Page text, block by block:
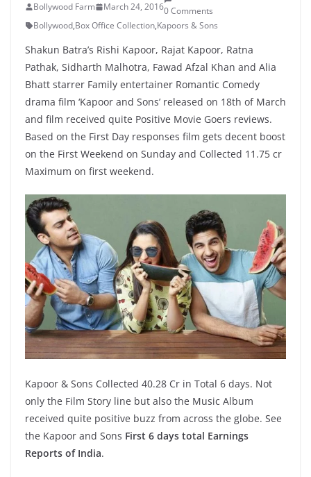
Bollywood Farm March 24, 20160 Comments
Bollywood,Box Office Collection,Kapoors & Sons
Shakun Batra’s Rishi Kapoor, Rajat Kapoor, Ratna
Pathak, Sidharth Malhotra, Fawad Afzal Khan and Alia
Bhatt starrer Family entertainer Romantic Comedy
drama film ‘Kapoor and Sons’ released on 18th of March
and film received quite Positive Movie Goers reviews.
Based on the First Day responses film gets decent boost
on the First Weekend on Sunday and Collected 11.75 cr
Maximum on first weekend.
Kapoor & Sons Collected 40.28 Cr in Total 6 days. Not
only the Film Story line but also the Music Album
received quite positive buzz from across the globe. See
the Kapoor and Sons First 6 days total Earnings
Reports of India.